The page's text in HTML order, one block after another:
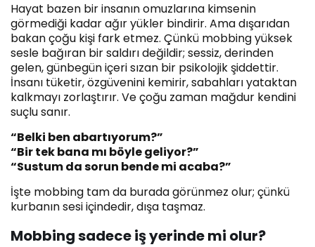
Hayat bazen bir insanın omuzlarına kimsenin
görmediği kadar ağır yükler bindirir. Ama dışarıdan
bakan çoğu kişi fark etmez. Çünkü mobbing yüksek
sesle bağıran bir saldırı değildir; sessiz, derinden
gelen, günbegün içeri sızan bir psikolojik şiddettir.
İnsanı tüketir, özgüvenini kemirir, sabahları yataktan
kalkmayı zorlaştırır. Ve çoğu zaman mağdur kendini
suçlu sanır.
“Belki ben abartıyorum?”
“Bir tek bana mı böyle geliyor?”
“Sustum da sorun bende mi acaba?”
İşte mobbing tam da burada görünmez olur; çünkü
kurbanın sesi içindedir, dışa taşmaz.
Mobbing sadece iş yerinde mi olur?